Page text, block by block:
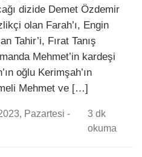
dizide Demet Özdemir
olan Farah’ı, Engin
Tahir’i, Fırat Tanış
Mehmet’in kardeşi
oğlu Kerimşah’ın
Mehmet ve […]
Pazartesi -
3 dk
okuma